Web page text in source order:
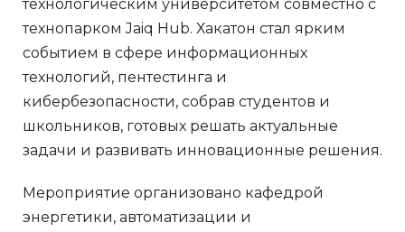
технологическим университетом совместно с
технопарком Jaiq Hub. Хакатон стал ярким
событием в сфере информационных
технологий, пентестинга и
кибербезопасности, собрав студентов и
школьников, готовых решать актуальные
задачи и развивать инновационные решения.
Мероприятие организовано кафедрой
энергетики, автоматизации и